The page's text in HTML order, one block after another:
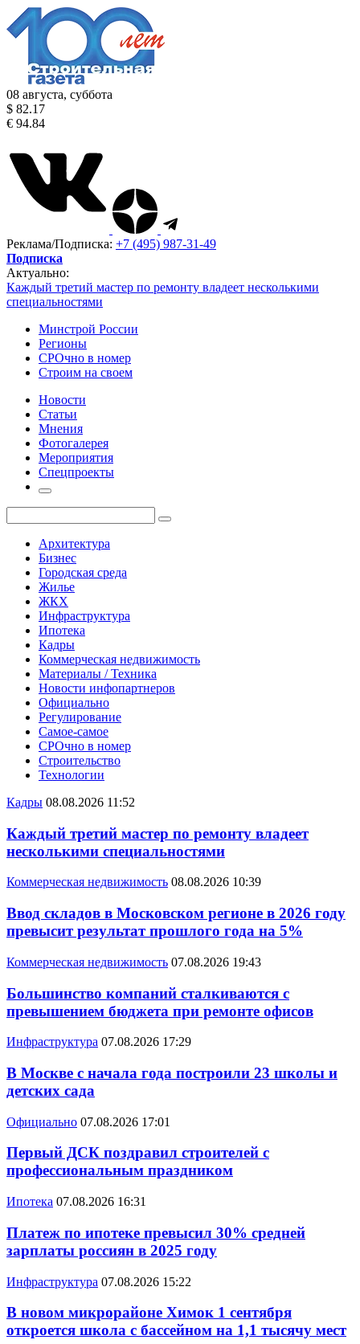
08 августа, суббота
$ 82.17
€ 94.84
Реклама/Подписка: +7 (495) 987-31-49
Подписка
Актуально:
Каждый третий мастер по ремонту владеет несколькими
специальностями
Минстрой России
Регионы
СРОчно в номер
Строим на своем
Новости
Статьи
Мнения
Фотогалерея
Мероприятия
Спецпроекты
Архитектура
Бизнес
Городская среда
Жилье
ЖКХ
Инфраструктура
Ипотека
Кадры
Коммерческая недвижимость
Материалы / Техника
Новости инфопартнеров
Официально
Регулирование
Самое-самое
СРОчно в номер
Строительство
Технологии
Кадры 08.08.2026 11:52
Каждый третий мастер по ремонту владеет
несколькими специальностями
Коммерческая недвижимость 08.08.2026 10:39
Ввод складов в Московском регионе в 2026 году
превысит результат прошлого года на 5%
Коммерческая недвижимость 07.08.2026 19:43
Большинство компаний сталкиваются с
превышением бюджета при ремонте офисов
Инфраструктура 07.08.2026 17:29
В Москве с начала года построили 23 школы и
детских сада
Официально 07.08.2026 17:01
Первый ДСК поздравил строителей с
профессиональным праздником
Ипотека 07.08.2026 16:31
Платеж по ипотеке превысил 30% средней
зарплаты россиян в 2025 году
Инфраструктура 07.08.2026 15:22
В новом микрорайоне Химок 1 сентября
откроется школа с бассейном на 1,1 тысячу мест